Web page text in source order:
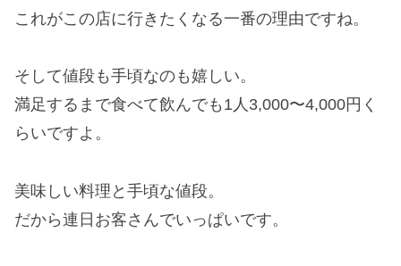
これがこの店に行きたくなる一番の理由ですね。
そして値段も手頃なのも嬉しい。
満足するまで食べて飲んでも1人3,000〜4,000円く
らいですよ。
美味しい料理と手頃な値段。
だから連日お客さんでいっぱいです。